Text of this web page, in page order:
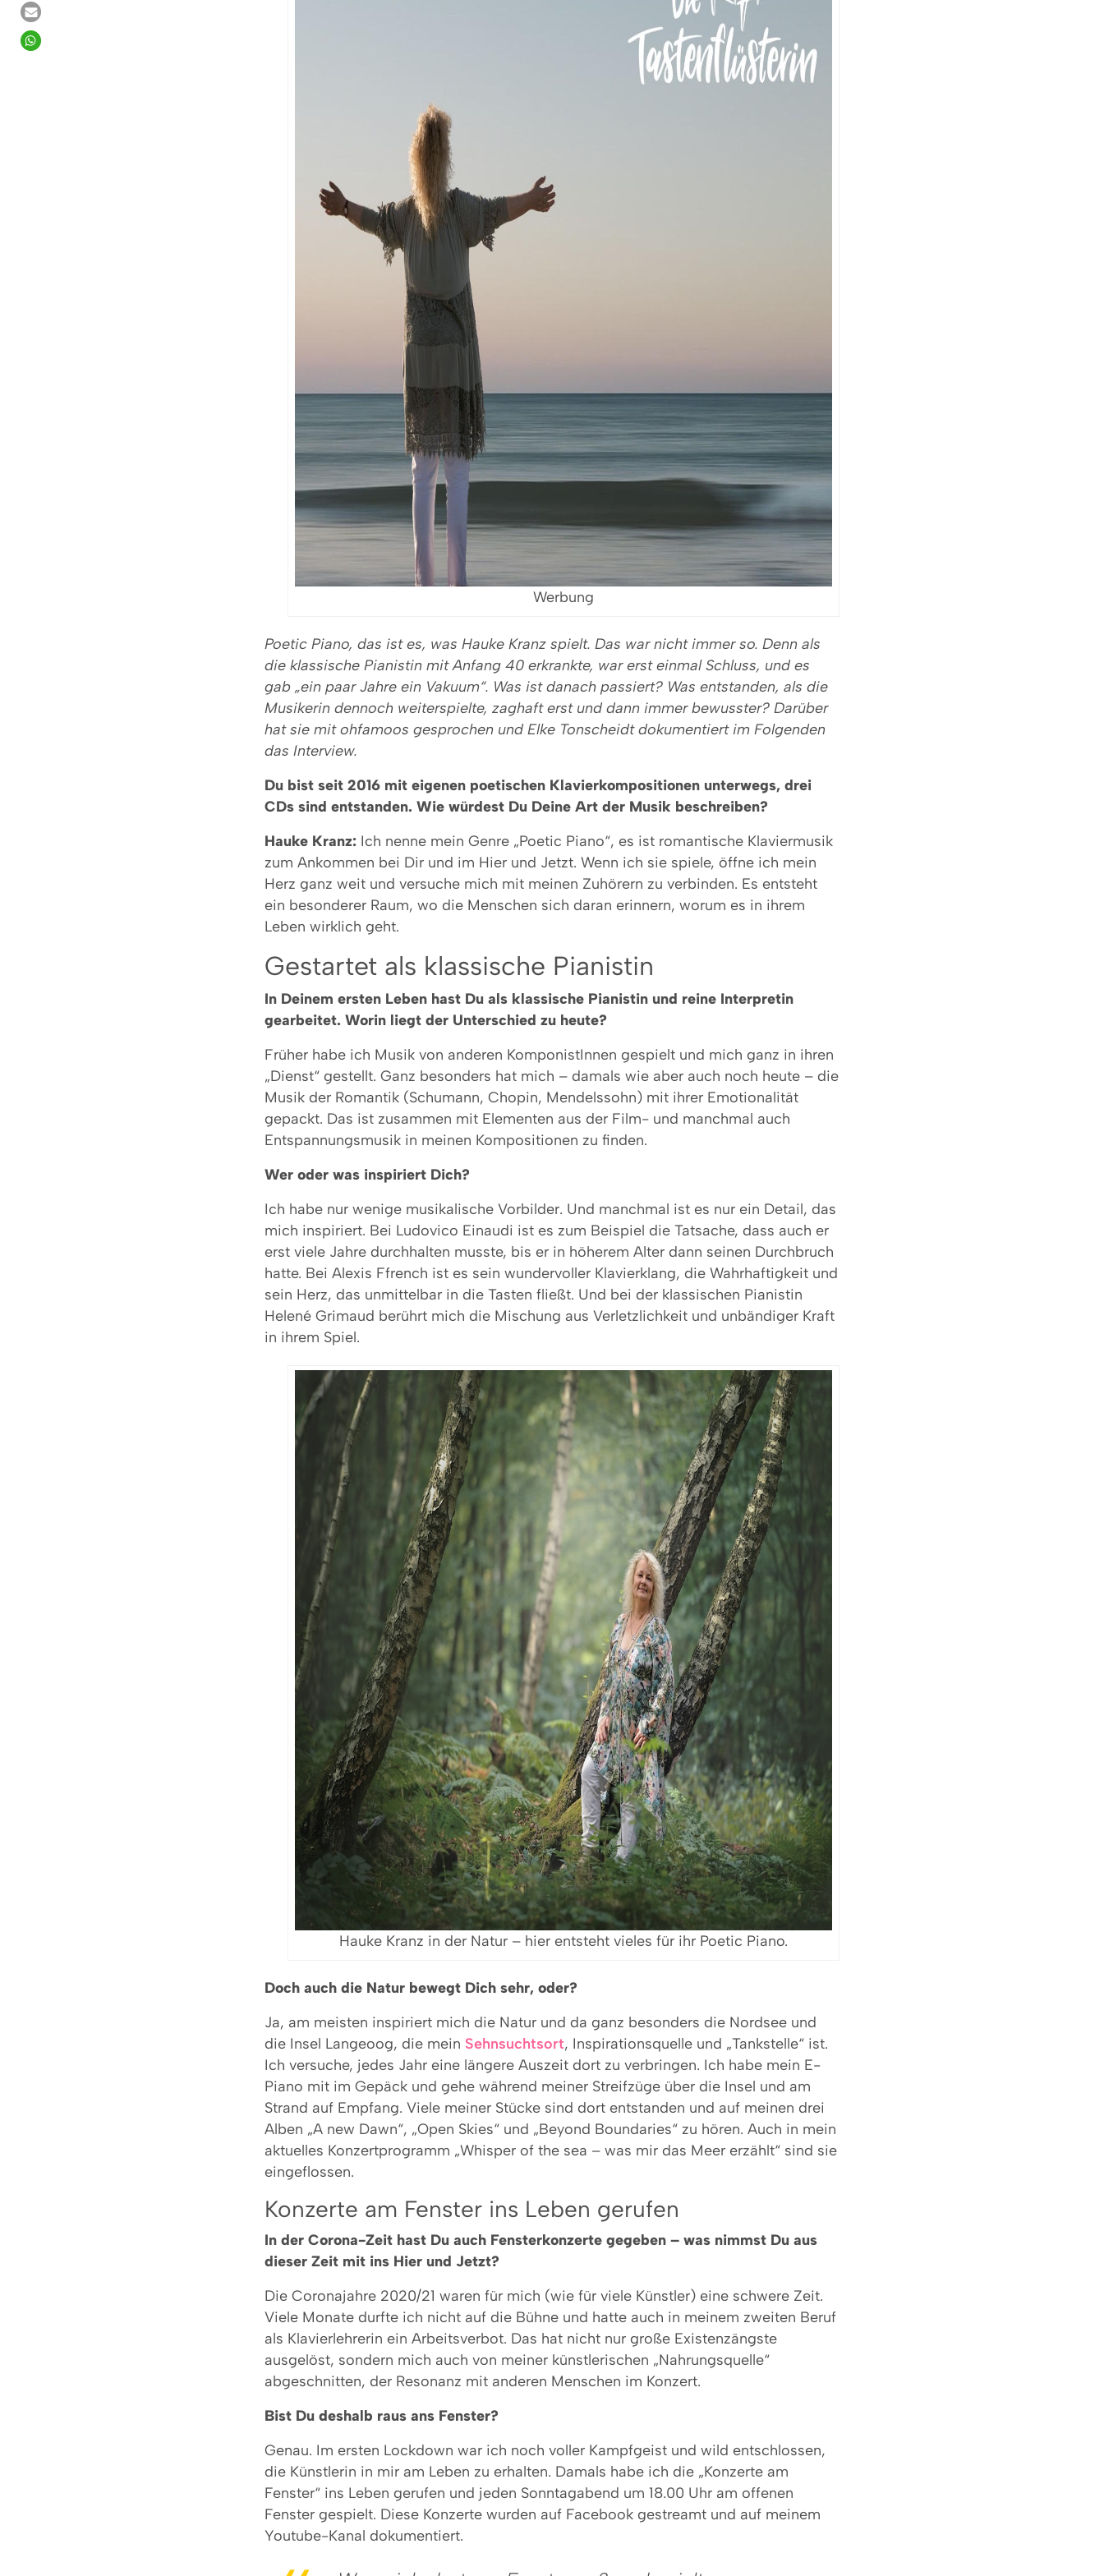
Werbung
Poetic Piano, das ist es, was Hauke Kranz spielt. Das war nicht immer so. Denn als
die klassische Pianistin mit Anfang 40 erkrankte, war erst einmal Schluss, und es
gab „ein paar Jahre ein Vakuum“. Was ist danach passiert? Was entstanden, als die
Musikerin dennoch weiterspielte, zaghaft erst und dann immer bewusster? Darüber
hat sie mit ohfamoos gesprochen und Elke Tonscheidt dokumentiert im Folgenden
das Interview.
Du bist seit 2016 mit eigenen poetischen Klavierkompositionen unterwegs, drei
CDs sind entstanden. Wie würdest Du Deine Art der Musik beschreiben?
Hauke Kranz: Ich nenne mein Genre „Poetic Piano“, es ist romantische Klaviermusik
zum Ankommen bei Dir und im Hier und Jetzt. Wenn ich sie spiele, öffne ich mein
Herz ganz weit und versuche mich mit meinen Zuhörern zu verbinden. Es entsteht
ein besonderer Raum, wo die Menschen sich daran erinnern, worum es in ihrem
Leben wirklich geht.
Gestartet als klassische Pianistin
In Deinem ersten Leben hast Du als klassische Pianistin und reine Interpretin
gearbeitet. Worin liegt der Unterschied zu heute?
Früher habe ich Musik von anderen KomponistInnen gespielt und mich ganz in ihren
„Dienst“ gestellt. Ganz besonders hat mich – damals wie aber auch noch heute – die
Musik der Romantik (Schumann, Chopin, Mendelssohn) mit ihrer Emotionalität
gepackt. Das ist zusammen mit Elementen aus der Film- und manchmal auch
Entspannungsmusik in meinen Kompositionen zu finden.
Wer oder was inspiriert Dich?
Ich habe nur wenige musikalische Vorbilder. Und manchmal ist es nur ein Detail, das
mich inspiriert. Bei Ludovico Einaudi ist es zum Beispiel die Tatsache, dass auch er
erst viele Jahre durchhalten musste, bis er in höherem Alter dann seinen Durchbruch
hatte. Bei Alexis Ffrench ist es sein wundervoller Klavierklang, die Wahrhaftigkeit und
sein Herz, das unmittelbar in die Tasten fließt. Und bei der klassischen Pianistin
Helené Grimaud berührt mich die Mischung aus Verletzlichkeit und unbändiger Kraft
in ihrem Spiel.
Hauke Kranz in der Natur – hier entsteht vieles für ihr Poetic Piano.
Doch auch die Natur bewegt Dich sehr, oder?
Ja, am meisten inspiriert mich die Natur und da ganz besonders die Nordsee und
die Insel Langeoog, die mein Sehnsuchtsort, Inspirationsquelle und „Tankstelle“ ist.
Ich versuche, jedes Jahr eine längere Auszeit dort zu verbringen. Ich habe mein E-
Piano mit im Gepäck und gehe während meiner Streifzüge über die Insel und am
Strand auf Empfang. Viele meiner Stücke sind dort entstanden und auf meinen drei
Alben „A new Dawn“, „Open Skies“ und „Beyond Boundaries“ zu hören. Auch in mein
aktuelles Konzertprogramm „Whisper of the sea – was mir das Meer erzählt“ sind sie
eingeflossen.
Konzerte am Fenster ins Leben gerufen
In der Corona-Zeit hast Du auch Fensterkonzerte gegeben – was nimmst Du aus
dieser Zeit mit ins Hier und Jetzt?
Die Coronajahre 2020/21 waren für mich (wie für viele Künstler) eine schwere Zeit.
Viele Monate durfte ich nicht auf die Bühne und hatte auch in meinem zweiten Beruf
als Klavierlehrerin ein Arbeitsverbot. Das hat nicht nur große Existenzängste
ausgelöst, sondern mich auch von meiner künstlerischen „Nahrungsquelle“
abgeschnitten, der Resonanz mit anderen Menschen im Konzert.
Bist Du deshalb raus ans Fenster?
Genau. Im ersten Lockdown war ich noch voller Kampfgeist und wild entschlossen,
die Künstlerin in mir am Leben zu erhalten. Damals habe ich die „Konzerte am
Fenster“ ins Leben gerufen und jeden Sonntagabend um 18.00 Uhr am offenen
Fenster gespielt. Diese Konzerte wurden auf Facebook gestreamt und auf meinem
Youtube-Kanal dokumentiert.